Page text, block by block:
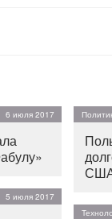
6 июля 2017
5 июля 2017